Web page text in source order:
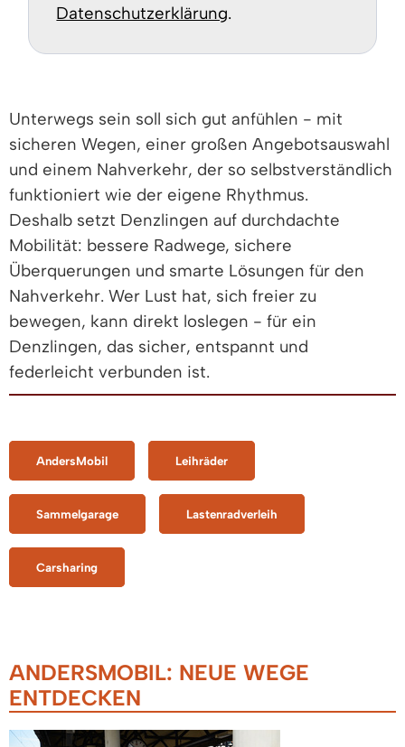
Datenschutzerklärung.
Unterwegs sein soll sich gut anfühlen - mit
sicheren Wegen, einer großen Angebotsauswahl
und einem Nahverkehr, der so selbstverständlich
funktioniert wie der eigene Rhythmus.
Deshalb setzt Denzlingen auf durchdachte
Mobilität: bessere Radwege, sichere
Überquerungen und smarte Lösungen für den
Nahverkehr. Wer Lust hat, sich freier zu
bewegen, kann direkt loslegen - für ein
Denzlingen, das sicher, entspannt und
federleicht verbunden ist.
AndersMobil Leihräder
Sammelgarage Lastenradverleih
Carsharing
ANDERSMOBIL: NEUE WEGE
ENTDECKEN